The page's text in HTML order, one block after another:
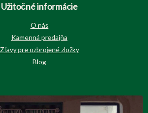
Užitočné informácie
O nás
Kamenná predajňa
Zľavy pre ozbrojené zložky
Blog